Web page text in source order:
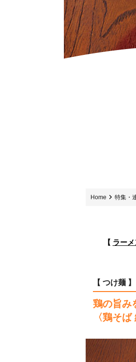
Home 特集・
【 ラー
【 つけ麺 】
鶏の旨み
〈鶏そば